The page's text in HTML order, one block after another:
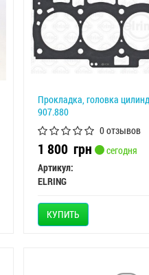
Прокладка, головка
907.880
0 отзывов
1 800 грн
сегодня
Артикул:
ELRING
КУПИТЬ